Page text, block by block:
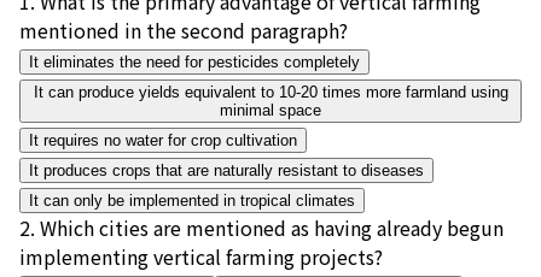
mentioned in the second paragraph?
It eliminates the need for pesticides completely
It can produce yields equivalent to 10-20 times more farmland using
minimal space
It requires no water for crop cultivation
It produces crops that are naturally resistant to diseases
It can only be implemented in tropical climates
2. Which cities are mentioned as having already begun
implementing vertical farming projects?